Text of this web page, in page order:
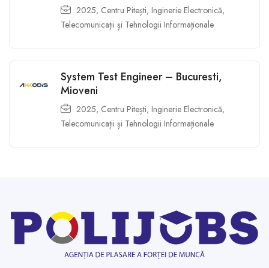
2025, Centru Pitești, Inginerie Electronică,
Telecomunicații și Tehnologii Informaționale
System Test Engineer – Bucuresti,
Mioveni
2025, Centru Pitești, Inginerie Electronică,
Telecomunicații și Tehnologii Informaționale